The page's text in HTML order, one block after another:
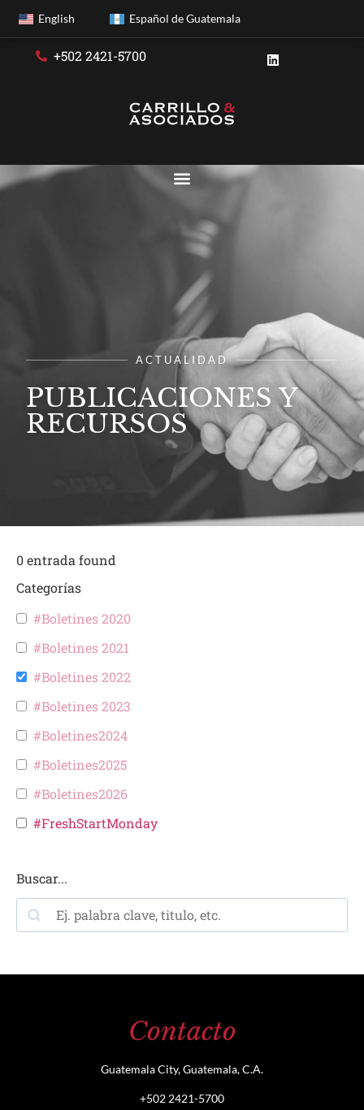
English Español de Guatemala
+502 2421-5700
ACTUALIDAD
PUBLICACIONES Y
RECURSOS
0entrada found
Categorías
#Boletines 2020
#Boletines 2021
#Boletines 2022
#Boletines 2023
#Boletines2024
#Boletines2025
#Boletines2026
#FreshStartMonday
Buscar...
Contacto
Guatemala City, Guatemala, C.A.
+502 2421-5700